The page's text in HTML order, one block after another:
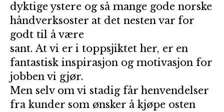
dyktige ystere og så mange gode norske
håndverksoster at det nesten var for
godt til å være
sant. At vi er i toppsjiktet her, er en
fantastisk inspirasjon og motivasjon for
jobben vi gjør.
Men selv om vi stadig får henvendelser
fra kunder som ønsker å kjøpe osten